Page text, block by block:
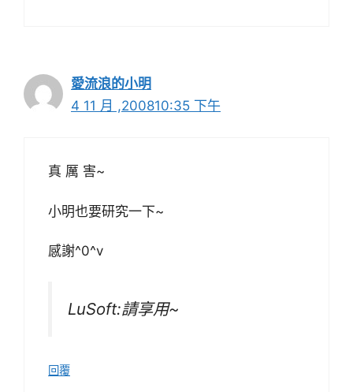
愛流浪的小明
4 11 月 ,200810:35 下午
真 厲 害~
小明也要研究一下~
感謝^0^v
LuSoft:請享用~
回覆